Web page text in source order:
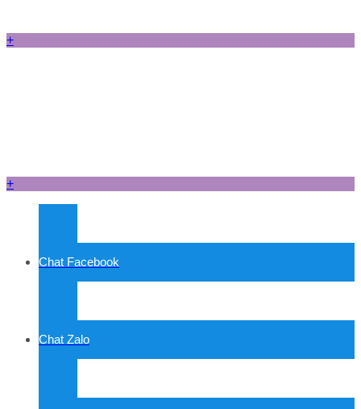
+
+
Chat Facebook
Chat Zalo